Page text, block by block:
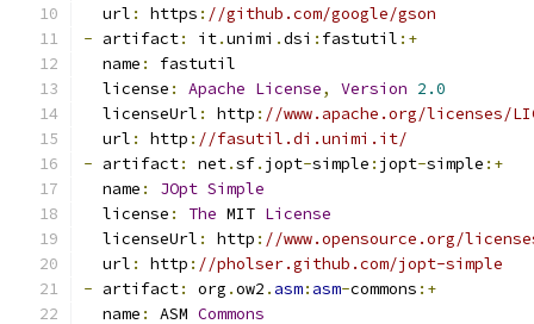
  url
: https : //github.com/google/gson
- artifact: it.unimi .dsi : fastutil :+
  name
:
fastutil
  license
: Apache License, Version 2.0
  licenseUrl
: http : //www.apache.org/licenses/
  url
: http : //fasutil.di.unimi.it/
- artifact: net.sf. jopt-simple : jopt-simple :+
  name
: JOpt Simple
  license
: The MIT License
  licenseUrl
: http : //www.opensource.org/
  url
: http : //pholser.github.com/jopt-simple
- artifact: org .ow2 . asm: asm-commons :+
  name
: ASM Commons